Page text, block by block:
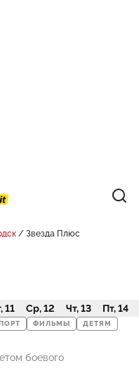
Звезда Плюс
11 Ср, 12 Чт, 13 Пт, 14
ФИЛЬМЫ ДЕТЯМ
боевого